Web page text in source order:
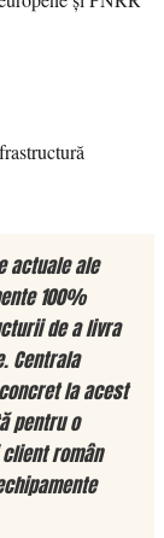
actuale ale
100%
de a livra
Centrala
la acest
pentru o
român